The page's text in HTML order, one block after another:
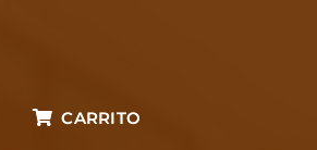
CARRITO